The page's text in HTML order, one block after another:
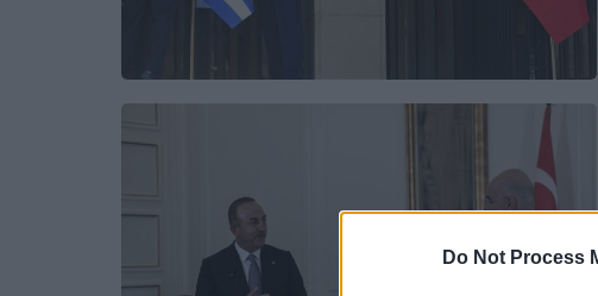
Do Not Process